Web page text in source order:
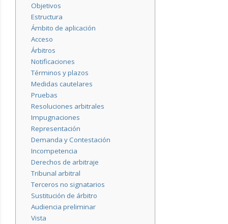
Objetivos
Estructura
Ámbito de aplicación
Acceso
Árbitros
Notificaciones
Términos y plazos
Medidas cautelares
Pruebas
Resoluciones arbitrales
Impugnaciones
Representación
Demanda y Contestación
Incompetencia
Derechos de arbitraje
Tribunal arbitral
Terceros no signatarios
Sustitución de árbitro
Audiencia preliminar
Vista